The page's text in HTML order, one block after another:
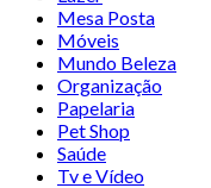
Mesa Posta
Móveis
Mundo Beleza
Organização
Papelaria
Pet Shop
Saúde
Tv e Vídeo